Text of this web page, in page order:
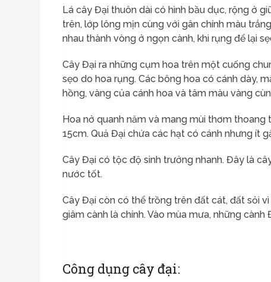
Lá cây Đại thuôn dài có hình bầu dục, rộng ở
trên, lớp lông mịn cùng với gân chính màu
nhau thành vòng ở ngọn cành, khi rụng để lại
Cây Đại ra những cụm hoa trên một cuống
sẹo do hoa rụng. Các bông hoa có cánh dày,
hồng, vàng của cánh hoa và tâm màu vàng
Hoa nở quanh năm và mang mùi thơm
15cm. Quả Đại chứa các hạt có cánh nhưng ít
Cây Đại có tộc độ sinh trưởng nhanh. Đây là
nước tốt.
Cây Đại còn có thể trồng trên đất cát, đất sỏi
giâm cành là chính. Vào mùa mưa, những cành
Công dụng cây đại: